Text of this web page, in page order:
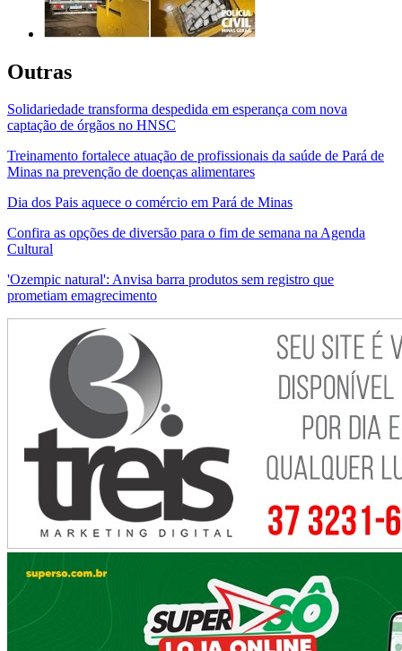
Outras
Solidariedade transforma despedida em esperança com nova
captação de órgãos no HNSC
Treinamento fortalece atuação de profissionais da saúde de Pará de
Minas na prevenção de doenças alimentares
Dia dos Pais aquece o comércio em Pará de Minas
Confira as opções de diversão para o fim de semana na Agenda
Cultural
'Ozempic natural': Anvisa barra produtos sem registro que
prometiam emagrecimento